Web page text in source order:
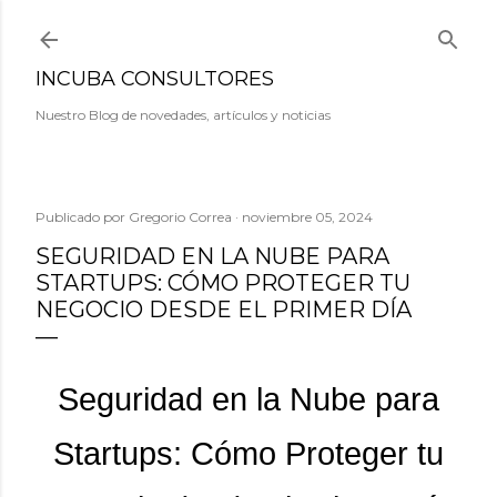
INCUBA CONSULTORES
Nuestro Blog de novedades, artículos y noticias
Publicado por Gregorio Correa noviembre 05, 2024
SEGURIDAD EN LA NUBE PARA
STARTUPS: CÓMO PROTEGER TU
NEGOCIO DESDE EL PRIMER DÍA
Seguridad en la Nube para
Startups: Cómo Proteger tu